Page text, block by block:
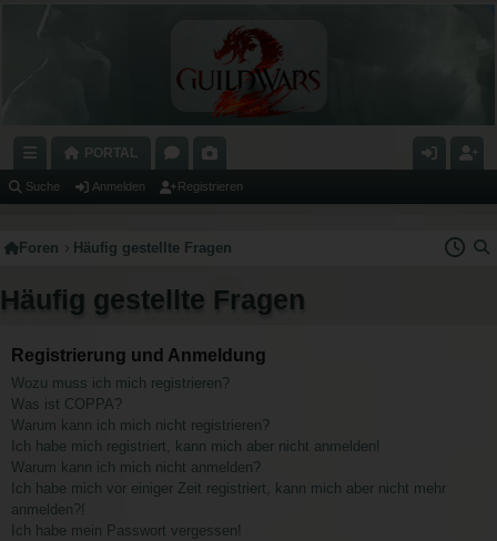
C
N
E
Z
U
G
RI
FF
PORTAL
O
E
N
A
E
Suche Anmelden Registrieren
Foren Häufig gestellte Fragen
Häufig gestellte Fragen
Registrierung und Anmeldung
Wozu muss ich mich registrieren?
Was ist COPPA?
Warum kann ich mich nicht registrieren?
Ich habe mich registriert, kann mich aber nicht anmelden!
Warum kann ich mich nicht anmelden?
Ich habe mich vor einiger Zeit registriert, kann mich aber nicht mehr
anmelden?!
Ich habe mein Passwort vergessen!